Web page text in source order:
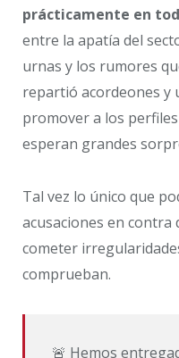
prácticamente en
entre la apatía del
urnas y los rumores
repartió acordeones y
promover a los
esperan grandes
Tal vez lo único que
acusaciones en contra
cometer
comprueban.
🚨 Hemos